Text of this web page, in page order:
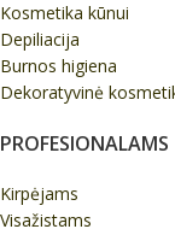
Kosmetika kūnui
Depiliacija
Burnos higiena
Dekoratyvinė
PROFESIONALAMS
Kirpėjams
Visažistams